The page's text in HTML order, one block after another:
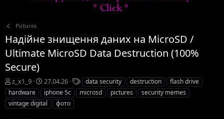
Pictures
Надійне знищення даних на MicroSD /
Ultimate MicroSD Data Destruction (100%
Secure)
А
в
т
о
z_x1_9
Д
а
т
а
27.04.26
Т
е
г
data security destruction
flash drive
hardware
iphone 5c microsd pictures
security memes
vintage digital
фото